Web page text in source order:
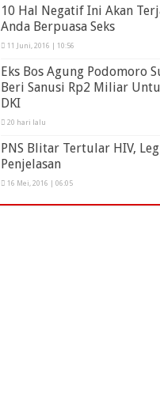
10 Hal Negatif Ini Akan
Anda Berpuasa Seks
11 Juni, 2016 | 10:56
Eks Bos Agung Podomoro
Beri Sanusi Rp2 Miliar
DKI
20 hari lalu
PNS Blitar Tertular HIV,
Penjelasan
16 Mei, 2016 | 06:05